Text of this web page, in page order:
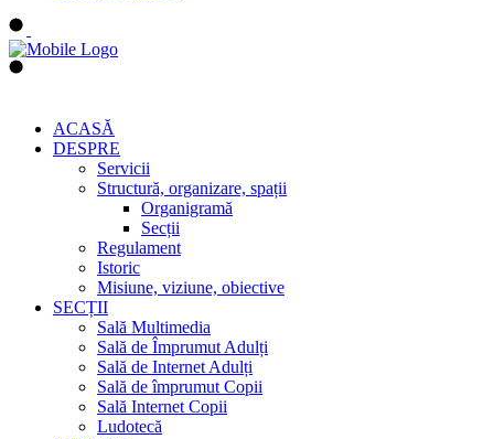
ACASĂ
DESPRE
Servicii
Structură, organizare, spații
Organigramă
Secții
Regulament
Istoric
Misiune, viziune, obiective
SECȚII
Sală Multimedia
Sală de Împrumut Adulți
Sală de Internet Adulți
Sală de împrumut Copii
Sală Internet Copii
Ludotecă